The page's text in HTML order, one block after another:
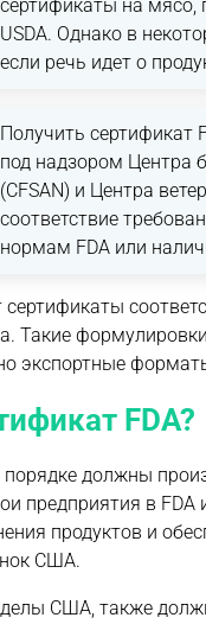
сертификаты на мясо,
USDA. Однако в
если речь идет о
Получить сертификат
под надзором Центра
(CFSAN) и Центра
соответствие
нормам FDA или
Такие
экспортные
FDA?
должны
предприятия в
продуктов и
США.
США, также